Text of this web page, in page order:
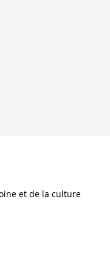
et de la culture